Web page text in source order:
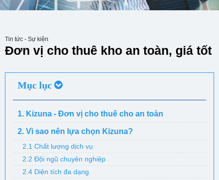
Tin tức - Sự kiện
Đơn vị cho thuê kho an toàn, giá tốt
Mục lục
1. Kizuna - Đơn vị cho thuê cho an toàn
2. Vì sao nên lựa chọn Kizuna?
2.1 Chất lượng dịch vụ
2.2 Đội ngũ chuyên nghiệp
2.4 Diện tích đa dạng